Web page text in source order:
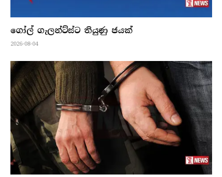
ගෝල් ගැලන්ට්ස්ට තියුණු ජයක්
2026-08-04